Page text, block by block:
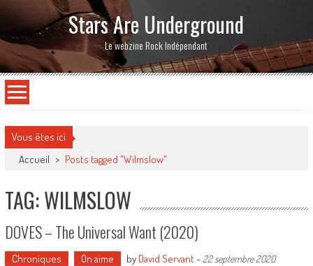
Stars Are Underground
Le webzine Rock Indépendant
Vous êtes ici
Accueil > Posts tagged "Wilmslow"
TAG: WILMSLOW
DOVES – The Universal Want (2020)
Chroniques On aime by David Servant- 22 septembre 2020